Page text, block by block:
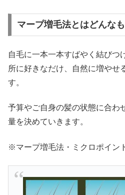
マープ増毛法とはどんな
自毛に一本一本すばやく結びつ
所に好きなだけ、自然に増やせ
す。
予算やご自身の髪の状態に合わ
量を決めていきます。
※マープ増毛法・ミクロポイン